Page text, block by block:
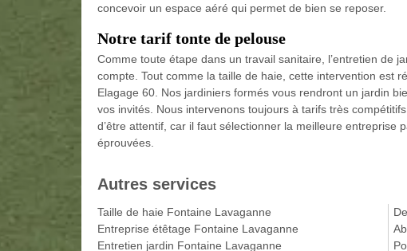
concevoir un espace aéré qui permet de bien se reposer.
Notre tarif tonte de pelouse
Comme toute étape dans un travail sanitaire, l’entretien de
compte. Tout comme la taille de haie, cette intervention est
Elagage 60. Nos jardiniers formés vous rendront un jardin
vos invités. Nous intervenons toujours à tarifs très
d’être attentif, car il faut sélectionner la meilleure entreprise
éprouvées.
Autres services
Taille de haie Fontaine Lavaganne
Entreprise étêtage Fontaine Lavaganne
Entretien jardin Fontaine Lavaganne